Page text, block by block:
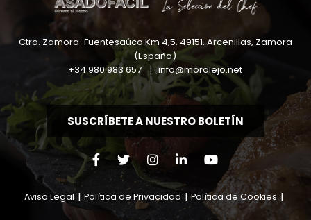
Ctra. Zamora-Fuentesaúco Km 4,5. 49151. Arcenillas, Zamora
(España)
+34 980 983 657 |info@moralejo.net
SUSCRÍBETE A NUESTRO BOLETÍN
Aviso Legal | Política de Privacidad | Política de Cookies |